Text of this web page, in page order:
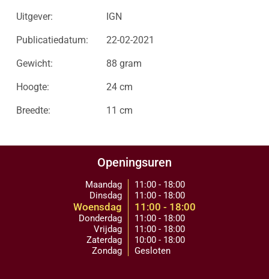
Uitgever: IGN
Publicatiedatum: 22-02-2021
Gewicht: 88 gram
Hoogte: 24 cm
Breedte: 11 cm
Openingsuren
Maandag
Dinsdag
Woensdag
Donderdag
Vrijdag
Zaterdag
Zondag
11:00 - 18:00
11:00 - 18:00
11:00 - 18:00
11:00 - 18:00
11:00 - 18:00
10:00 - 18:00
Gesloten